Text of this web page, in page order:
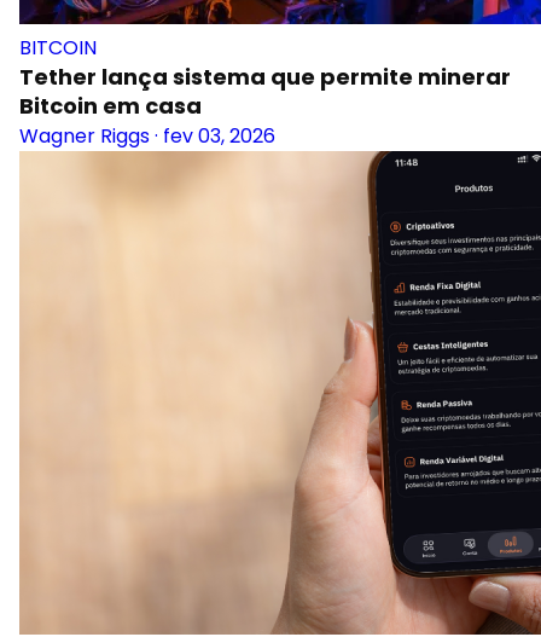
BITCOIN
Tether lança sistema que permite minerar
Bitcoin em casa
Wagner Riggs· fev 03, 2026